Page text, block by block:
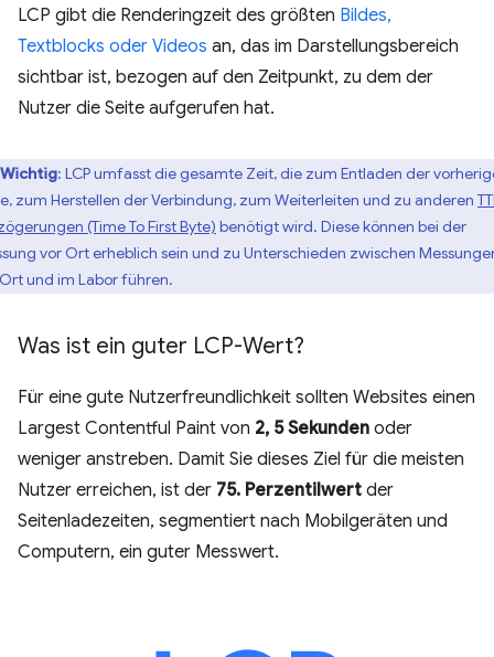
LCP gibt die Renderingzeit des größten Bildes,
Textblocks oder Videos an, das im Darstellungsbereich
sichtbar ist, bezogen auf den Zeitpunkt, zu dem der
Nutzer die Seite aufgerufen hat.
Wichtig: LCP umfasst die gesamte Zeit, die zum Entladen der
zum Herstellen der Verbindung, zum Weiterleiten und zu anderen
(Time To First Byte) benötigt wird. Diese können bei der
vor Ort erheblich sein und zu Unterschieden zwischen
und im Labor führen.
Was ist ein guter LCP-Wert?
Für eine gute Nutzerfreundlichkeit sollten Websites einen
Largest Contentful Paint von 2, 5 Sekunden oder
weniger anstreben. Damit Sie dieses Ziel für die meisten
Nutzer erreichen, ist der 75. Perzentilwert der
Seitenladezeiten, segmentiert nach Mobilgeräten und
Computern, ein guter Messwert.